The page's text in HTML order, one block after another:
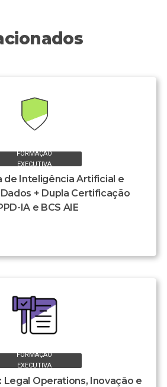
FORMAÇÃO
EXECUTIVA
de Inteligência Artificial e
+ Dupla Certificação
IA e BCS AIE
FORMAÇÃO
EXECUTIVA
Legal Operations, Inovação e